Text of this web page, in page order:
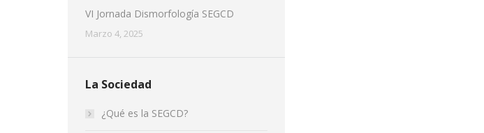
VI Jornada Dismorfología SEGCD
Marzo 4, 2025
La Sociedad
¿Qué es la SEGCD?